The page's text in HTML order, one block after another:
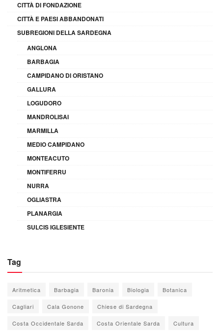
CITTÀ DI FONDAZIONE
CITTÀ E PAESI ABBANDONATI
SUBREGIONI DELLA SARDEGNA
ANGLONA
BARBAGIA
CAMPIDANO DI ORISTANO
GALLURA
LOGUDORO
MANDROLISAI
MARMILLA
MEDIO CAMPIDANO
MONTEACUTO
MONTIFERRU
NURRA
OGLIASTRA
PLANARGIA
SULCIS IGLESIENTE
Tag
Aritmetica Barbagia Baronia Biologia Botanica
Cagliari Cala Gonone Chiese di Sardegna
Costa Occidentale Sarda Costa Orientale Sarda Cultura